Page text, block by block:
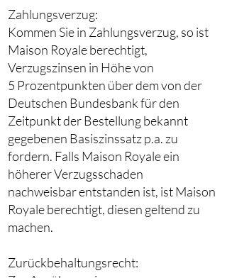
Zahlungsverzug:
Kommen Sie in Zahlungsverzug, so ist
Maison Royale berechtigt,
Verzugszinsen in Höhe von
5 Prozentpunkten über dem von der
Deutschen Bundesbank für den
Zeitpunkt der Bestellung bekannt
gegebenen Basiszinssatz p.a. zu
fordern. Falls Maison Royale ein
höherer Verzugsschaden
nachweisbar entstanden ist, ist Maison
Royale berechtigt, diesen geltend zu
machen.
Zurückbehaltungsrecht: